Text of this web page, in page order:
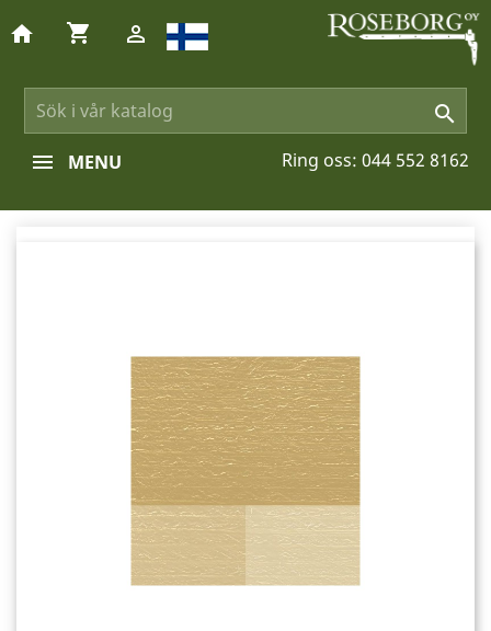

home shopping_cart 
Ring oss: 044 552 8162
MENU